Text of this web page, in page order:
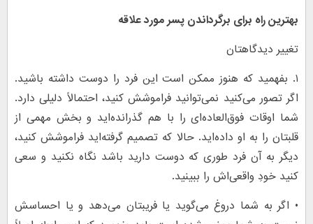
بهترین راه برای برگرداندن پسر مورد علاقه
تغییر دیدگاهتان
۱. بفهمید که هنوز ممکن است این فرد را دوست داشته باشید.
اگر تصور می‌کنید نمی‌توانید فراموشش کنید، احتمالاً دلیلی دارد.
شما اوقات فوق‌العاده‌ای را با هم گذرانده‌اید و بخش مهمی از
قلبتان را به او داده‌اید. حالا که تصمیم گرفته‌اید فراموشش کنید،
دیگر به آن فرد طوری که دوست دارید باشد نگاه نکنید و سعی
کنید خودِ واقعی‌اش را ببینید.
• اگر به شما دروغ می‌گوید یا فریبتان می‌دهد و یا احساسش